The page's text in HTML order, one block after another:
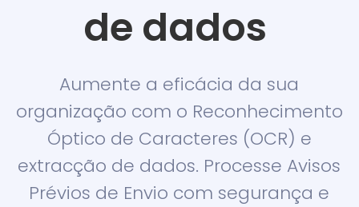
de dados
Aumente a eficácia da sua
organização com o Reconhecimento
Óptico de Caracteres (OCR) e
extracção de dados. Processe Avisos
Prévios de Envio com segurança e